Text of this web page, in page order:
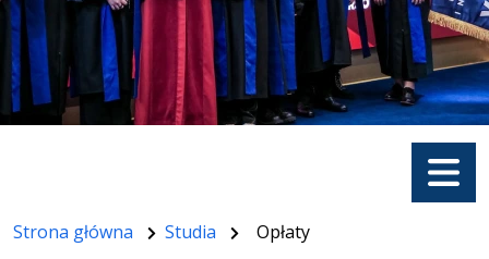
Menu
Strona główna Studia Opłaty